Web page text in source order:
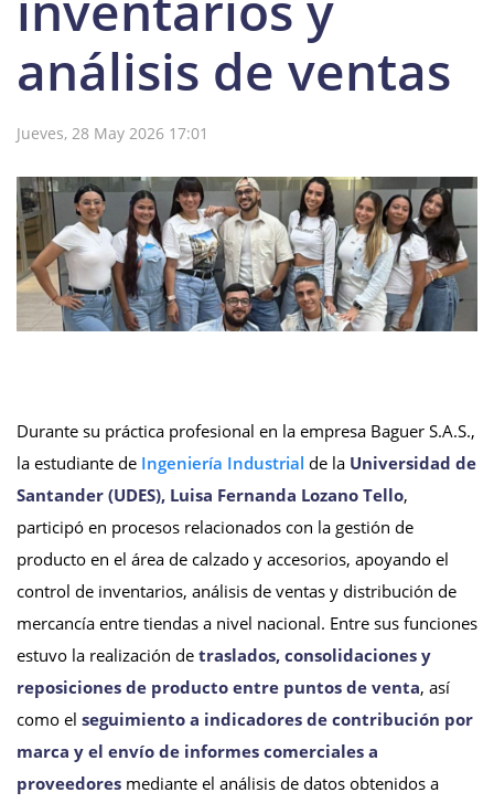
análisis de ventas
Jueves, 28 May 2026 17:01
Durante su práctica profesional en la empresa Baguer S.A.S.,
la estudiante de Ingeniería Industrial de la Universidad de
Santander (UDES), Luisa Fernanda Lozano Tello,
participó en procesos relacionados con la gestión de
producto en el área de calzado y accesorios, apoyando el
control de inventarios, análisis de ventas y distribución de
mercancía entre tiendas a nivel nacional. Entre sus funciones
estuvo la realización de traslados, consolidaciones y
reposiciones de producto entre puntos de venta, así
como el seguimiento a indicadores de contribución por
marca y el envío de informes comerciales a
proveedores mediante el análisis de datos obtenidos a